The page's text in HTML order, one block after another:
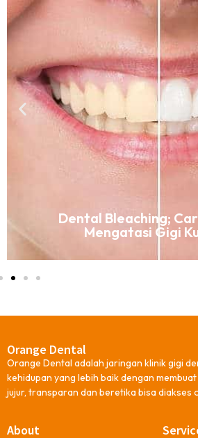
Dental Bleaching;
Mengatasi Gigi
Orange Dental
Orange Dental adalah jaringan klinik gigi
kehidupan yang lebih baik dengan
jujur, transparan dan beretika bisa diakses
About